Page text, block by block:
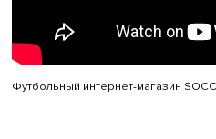
Футбольный интернет-магазин